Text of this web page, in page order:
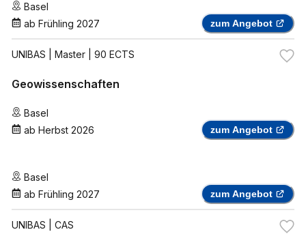
Basel
ab Frühling 2027 zum Angebot
UNIBAS | Master | 90 ECTS
Geowissenschaften
Basel
ab Herbst 2026 zum Angebot
Basel
ab Frühling 2027 zum Angebot
UNIBAS | CAS